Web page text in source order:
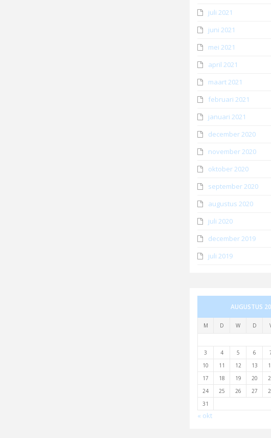
juli 2021
juni 2021
mei 2021
april 2021
maart 2021
februari 2021
januari 2021
december 2020
november 2020
oktober 2020
september 2020
augustus 2020
juli 2020
december 2019
juli 2019
AUGUSTUS
M D W D
3
4 5 6
10
11 12 13
17
18 19 20
24
25 26 27
31
« okt